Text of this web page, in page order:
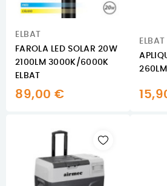
ELBAT
FAROLA LED SOLAR 20W
2100LM 3000K/6000K
ELBAT
89,00 €
ELBAT
260LM